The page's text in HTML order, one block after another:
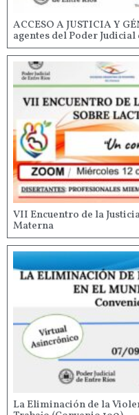
ACCESO A JUSTICIA Y
agentes del Poder Judicial
VII Encuentro de la
Materna
La Eliminación de la